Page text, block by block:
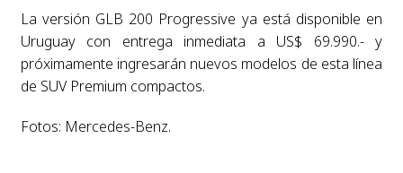
La versión GLB 200 Progressive ya está disponible en
Uruguay con entrega inmediata a US$ 69.990.- y
próximamente ingresarán nuevos modelos de esta línea
de SUV Premium compactos.
Fotos: Mercedes-Benz.